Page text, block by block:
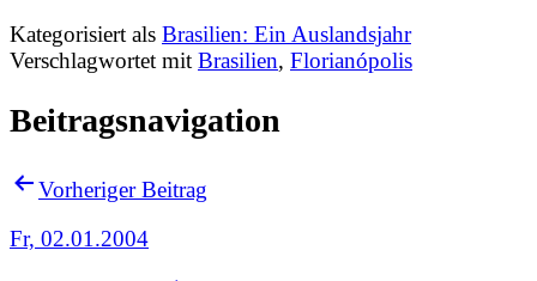
Kategorisiert als Brasilien: Ein Auslandsjahr
Verschlagwortet mit Brasilien, Florianópolis
Beitragsnavigation
Vorheriger Beitrag
Fr, 02.01.2004